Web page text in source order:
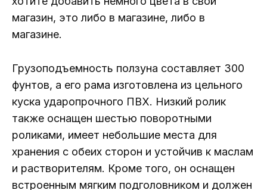
магазин, это либо в магазине, либо в
магазине.
Грузоподъемность ползуна составляет 300
фунтов, а его рама изготовлена ​​из цельного
куска ударопрочного ПВХ. Низкий ролик
также оснащен шестью поворотными
роликами, имеет небольшие места для
хранения с обеих сторон и устойчив к маслам
и растворителям. Кроме того, он оснащен
встроенным мягким подголовником и должен